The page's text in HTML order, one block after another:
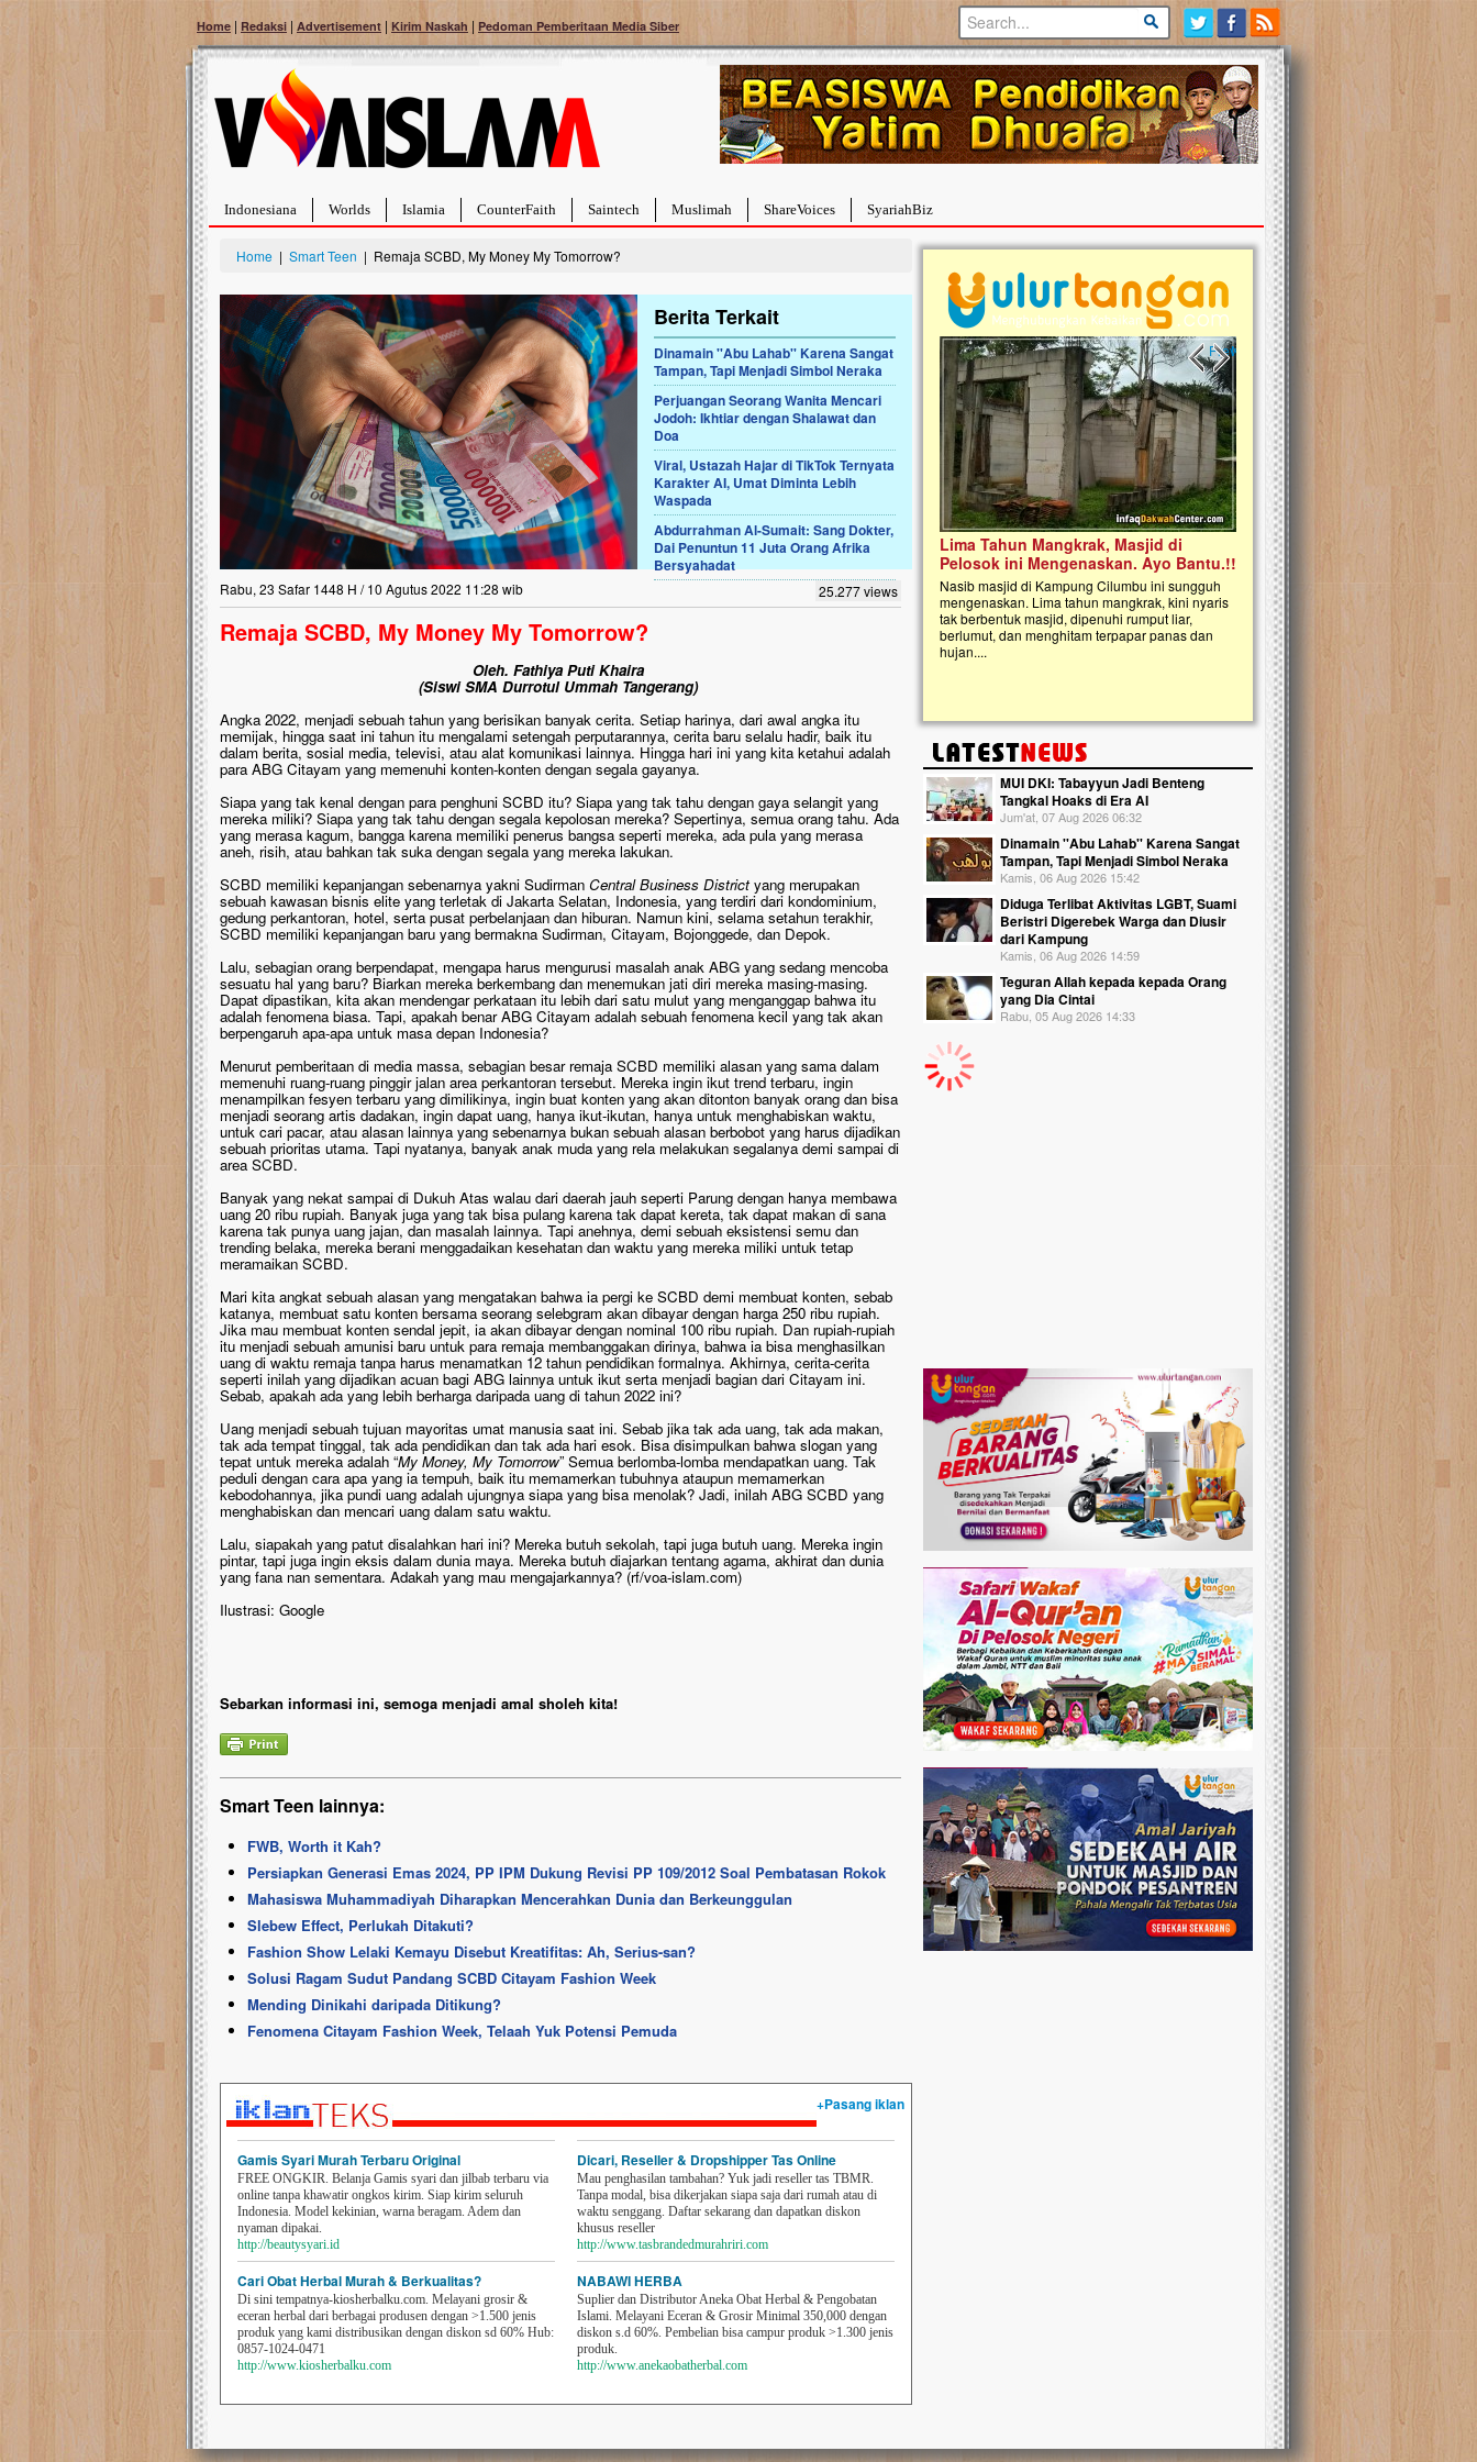
Home | Redaksi | Advertisement | Kirim Naskah | Pedoman Pemberitaan Media Siber
Indonesiana Worlds Islamia CounterFaith Saintech Muslimah ShareVoices SyariahBiz
Home | Smart Teen | Remaja SCBD, My Money My Tomorrow?
Berita Terkait
Dinamain ''Abu Lahab'' Karena Sangat
Tampan, Tapi Menjadi Simbol Neraka
Perjuangan Seorang Wanita Mencari
Jodoh: Ikhtiar dengan Shalawat dan
Doa
Viral, Ustazah Hajar di TikTok Ternyata
Karakter AI, Umat Diminta Lebih
Waspada
Abdurrahman Al-Sumait: Sang Dokter,
Dai Penuntun 11 Juta Orang Afrika
Bersyahadat
Rabu, 23 Safar 1448 H / 10 Agutus 2022 11:28 wib 25.277 views
Remaja SCBD, My Money My Tomorrow?
Oleh. Fathiya Puti Khaira
(Siswi SMA Durrotul Ummah Tangerang)
Angka 2022, menjadi sebuah tahun yang berisikan banyak cerita. Setiap harinya, dari awal angka itu
memijak, hingga saat ini tahun itu mengalami setengah perputarannya, cerita baru selalu hadir, baik itu
dalam berita, sosial media, televisi, atau alat komunikasi lainnya. Hingga hari ini yang kita ketahui adalah
para ABG Citayam yang memenuhi konten-konten dengan segala gayanya.
Siapa yang tak kenal dengan para penghuni SCBD itu? Siapa yang tak tahu dengan gaya selangit yang
mereka miliki? Siapa yang tak tahu dengan segala kepolosan mereka? Sepertinya, semua orang tahu. Ada
yang merasa kagum, bangga karena memiliki penerus bangsa seperti mereka, ada pula yang merasa
aneh, risih, atau bahkan tak suka dengan segala yang mereka lakukan.
SCBD memiliki kepanjangan sebenarnya yakni Sudirman Central Business Districtyang merupakan
sebuah kawasan bisnis elite yang terletak di Jakarta Selatan, Indonesia, yang terdiri dari kondominium,
gedung perkantoran, hotel, serta pusat perbelanjaan dan hiburan. Namun kini, selama setahun terakhir,
SCBD memiliki kepanjangan baru yang bermakna Sudirman, Citayam, Bojonggede, dan Depok.
Lalu, sebagian orang berpendapat, mengapa harus mengurusi masalah anak ABG yang sedang mencoba
sesuatu hal yang baru? Biarkan mereka berkembang dan menemukan jati diri mereka masing-masing.
Dapat dipastikan, kita akan mendengar perkataan itu lebih dari satu mulut yang menganggap bahwa itu
adalah fenomena biasa. Tapi, apakah benar ABG Citayam adalah sebuah fenomena kecil yang tak akan
berpengaruh apa-apa untuk masa depan Indonesia?
Menurut pemberitaan di media massa, sebagian besar remaja SCBD memiliki alasan yang sama dalam
memenuhi ruang-ruang pinggir jalan area perkantoran tersebut. Mereka ingin ikut trend terbaru, ingin
menampilkan fesyen terbaru yang dimilikinya, ingin buat konten yang akan ditonton banyak orang dan bisa
menjadi seorang artis dadakan, ingin dapat uang, hanya ikut-ikutan, hanya untuk menghabiskan waktu,
untuk cari pacar, atau alasan lainnya yang sebenarnya bukan sebuah alasan berbobot yang harus dijadikan
sebuah prioritas utama. Tapi nyatanya, banyak anak muda yang rela melakukan segalanya demi sampai di
area SCBD.
Banyak yang nekat sampai di Dukuh Atas walau dari daerah jauh seperti Parung dengan hanya membawa
uang 20 ribu rupiah. Banyak juga yang tak bisa pulang karena tak dapat kereta, tak dapat makan di sana
karena tak punya uang jajan, dan masalah lainnya. Tapi anehnya, demi sebuah eksistensi semu dan
trending belaka, mereka berani menggadaikan kesehatan dan waktu yang mereka miliki untuk tetap
meramaikan SCBD.
Mari kita angkat sebuah alasan yang mengatakan bahwa ia pergi ke SCBD demi membuat konten, sebab
katanya, membuat satu konten bersama seorang selebgram akan dibayar dengan harga 250 ribu rupiah.
Jika mau membuat konten sendal jepit, ia akan dibayar dengan nominal 100 ribu rupiah. Dan rupiah-rupiah
itu menjadi sebuah amunisi baru untuk para remaja membanggakan dirinya, bahwa ia bisa menghasilkan
uang di waktu remaja tanpa harus menamatkan 12 tahun pendidikan formalnya. Akhirnya, cerita-cerita
seperti inilah yang dijadikan acuan bagi ABG lainnya untuk ikut serta menjadi bagian dari Citayam ini.
Sebab, apakah ada yang lebih berharga daripada uang di tahun 2022 ini?
Uang menjadi sebuah tujuan mayoritas umat manusia saat ini. Sebab jika tak ada uang, tak ada makan,
tak ada tempat tinggal, tak ada pendidikan dan tak ada hari esok. Bisa disimpulkan bahwa slogan yang
tepat untuk mereka adalah “My Money, My Tomorrow” Semua berlomba-lomba mendapatkan uang. Tak
peduli dengan cara apa yang ia tempuh, baik itu memamerkan tubuhnya ataupun memamerkan
kebodohannya, jika pundi uang adalah ujungnya siapa yang bisa menolak? Jadi, inilah ABG SCBD yang
menghabiskan dan mencari uang dalam satu waktu.
Lalu, siapakah yang patut disalahkan hari ini? Mereka butuh sekolah, tapi juga butuh uang. Mereka ingin
pintar, tapi juga ingin eksis dalam dunia maya. Mereka butuh diajarkan tentang agama, akhirat dan dunia
yang fana nan sementara. Adakah yang mau mengajarkannya? (rf/voa-islam.com)
Ilustrasi: Google
Sebarkan informasi ini, semoga menjadi amal sholeh kita!
Smart Teen lainnya:
FWB, Worth it Kah?
Persiapkan Generasi Emas 2024, PP IPM Dukung Revisi PP 109/2012 Soal Pembatasan Rokok
Mahasiswa Muhammadiyah Diharapkan Mencerahkan Dunia dan Berkeunggulan
Slebew Effect, Perlukah Ditakuti?
Fashion Show Lelaki Kemayu Disebut Kreatifitas: Ah, Serius-san?
Solusi Ragam Sudut Pandang SCBD Citayam Fashion Week
Mending Dinikahi daripada Ditikung?
Fenomena Citayam Fashion Week, Telaah Yuk Potensi Pemuda
+Pasang iklan
Gamis Syari Murah Terbaru Original
FREE ONGKIR. Belanja Gamis syari dan jilbab terbaru via
online tanpa khawatir ongkos kirim. Siap kirim seluruh
Indonesia. Model kekinian, warna beragam. Adem dan
nyaman dipakai.
http://beautysyari.id
Cari Obat Herbal Murah & Berkualitas?
Di sini tempatnya-kiosherbalku.com. Melayani grosir &
eceran herbal dari berbagai produsen dengan >1.500 jenis
produk yang kami distribusikan dengan diskon sd 60% Hub:
0857-1024-0471
http://www.kiosherbalku.com
Dicari, Reseller & Dropshipper Tas Online
Mau penghasilan tambahan? Yuk jadi reseller tas TBMR.
Tanpa modal, bisa dikerjakan siapa saja dari rumah atau di
waktu senggang. Daftar sekarang dan dapatkan diskon
khusus reseller
http://www.tasbrandedmurahriri.com
NABAWI HERBA
Suplier dan Distributor Aneka Obat Herbal & Pengobatan
Islami. Melayani Eceran & Grosir Minimal 350,000 dengan
diskon s.d 60%. Pembelian bisa campur produk >1.300 jenis
produk.
http://www.anekaobatherbal.com
Previous slide
Next slide
Bantu Naura, Balita Hebat Sembuh Dari
Tumor Pembuluh Darah
Hidup Naura Salsabila dipenuhi dengan
rintangan yang sangat berat. Meskipun baru
berusia sepuluh bulan, bayi yang imut ini harus
menghadapi penyakit yang dahsyat, yaitu tumor
pembuluh darah berukuran...
Lima Tahun Mangkrak, Masjid di
Pelosok ini Mengenaskan. Ayo Bantu.!!
Nasib masjid di Kampung Cilumbu ini sungguh
mengenaskan. Lima tahun mangkrak, kini nyaris
Palestina Masih Berduka, Ayo Ulurkan
Tangan Bantu Mereka
Sahabat, Ulurtangan mari kirimkan dukungan
terbaikmu untuk warga Palestina di Gaza demi
menguatkan mereka menghadapi situasi
mencekam ini. Mari dukung mereka dengan
berdonasi dengan cara:...
Open Donasi Wakaf
Rumah Qur'an & TK Islam
Najjah di Jonggol
Saat ini, Ulurtangan bersama
Najjahtul Islam Jonggol sedang
pembangunan Rumah Qur’an dan
kanak Islam Terpadu (TKIT) An
Gedung Majelis Taklim di Jonggol,...
MUI DKI: Tabayyun Jadi Benteng
Tangkal Hoaks di Era AI
Jum'at, 07 Aug 2026 06:32
Dinamain ''Abu Lahab'' Karena Sangat
Tampan, Tapi Menjadi Simbol Neraka
Kamis, 06 Aug 2026 15:42
Diduga Terlibat Aktivitas LGBT, Suami
Beristri Digerebek Warga dan Diusir
dari Kampung
Kamis, 06 Aug 2026 14:59
Teguran Allah kepada kepada Orang
yang Dia Cintai
Rabu, 05 Aug 2026 14:33